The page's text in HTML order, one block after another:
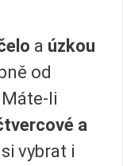
a úzkou
od
li
a
vybrat i